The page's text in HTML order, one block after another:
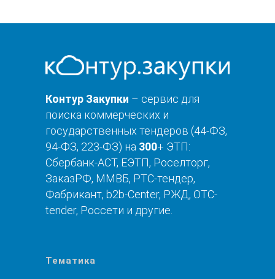
Контур Закупки – сервис для
поиска коммерческих и
государственных тендеров (44-ФЗ,
94-ФЗ, 223-ФЗ) на 300+ ЭТП:
Сбербанк-АСТ, ЕЭТП, Роселторг,
ЗаказРФ, ММВБ, РТС-тендер,
Фабрикант, b2b-Center, РЖД, OTC-
tender, Россети и другие.
Тематика